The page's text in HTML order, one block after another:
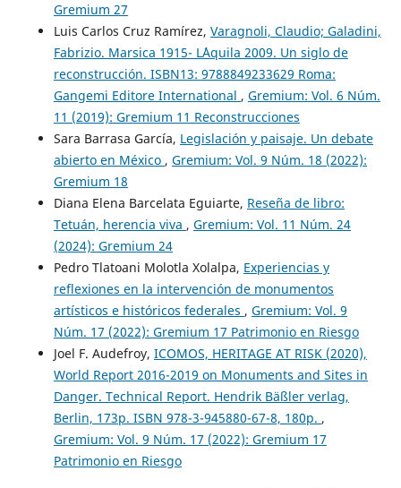
Gremium 27
Luis Carlos Cruz Ramírez, Varagnoli, Claudio; Galadini,
Fabrizio. Marsica 1915- L´Aquila 2009. Un siglo de
reconstrucción. ISBN13: 9788849233629 Roma:
Gangemi Editore International , Gremium: Vol. 6 Núm.
11 (2019): Gremium 11 Reconstrucciones
Sara Barrasa García, Legislación y paisaje. Un debate
abierto en México , Gremium: Vol. 9 Núm. 18 (2022):
Gremium 18
Diana Elena Barcelata Eguiarte, Reseña de libro:
Tetuán, herencia viva , Gremium: Vol. 11 Núm. 24
(2024): Gremium 24
Pedro Tlatoani Molotla Xolalpa, Experiencias y
reflexiones en la intervención de monumentos
artísticos e históricos federales , Gremium: Vol. 9
Núm. 17 (2022): Gremium 17 Patrimonio en Riesgo
Joel F. Audefroy, ICOMOS, HERITAGE AT RISK (2020),
World Report 2016-2019 on Monuments and Sites in
Danger. Technical Report. Hendrik Bäßler verlag,
Berlin, 173p. ISBN 978-3-945880-67-8, 180p. ,
Gremium: Vol. 9 Núm. 17 (2022): Gremium 17
Patrimonio en Riesgo